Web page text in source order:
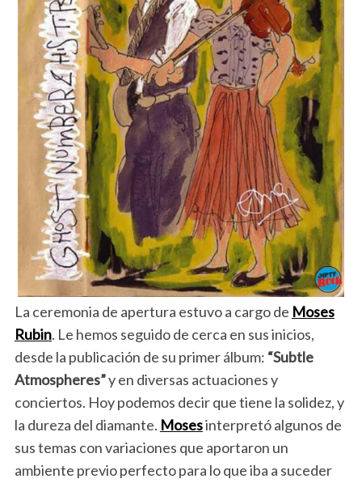
La ceremonia de apertura estuvo a cargo de Moses
Rubin. Le hemos seguido de cerca en sus inicios,
desde la publicación de su primer álbum: “Subtle
Atmospheres”y en diversas actuaciones y
conciertos. Hoy podemos decir que tiene la solidez, y
la dureza del diamante. Mosesinterpretó algunos de
sus temas con variaciones que aportaron un
ambiente previo perfecto para lo que iba a suceder